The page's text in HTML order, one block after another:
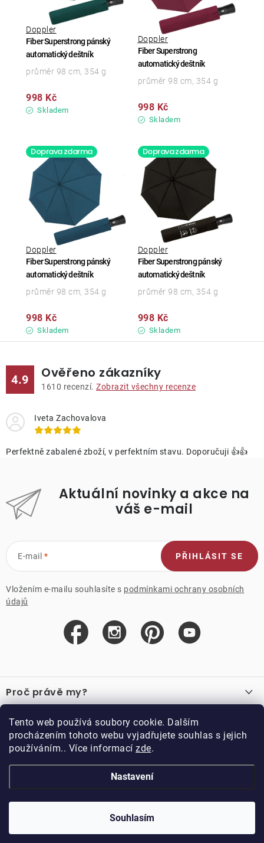
Tento web používá soubory cookie. Dalším
procházením tohoto webu vyjadřujete souhlas s jejich
používáním.. Více informací zde.
Nastavení
Souhlasím
Fiber Superstrong pánský
automatický deštník
Doppler
Skladem
998 Kč
průměr 98 cm, 354 g
Fiber Superstrong
automatický deštník
Doppler
Skladem
998 Kč
průměr 98 cm, 354 g
Doprava zdarma
Fiber Superstrong pánský
automatický deštník
Doppler
Skladem
998 Kč
průměr 98 cm, 354 g
Doprava zdarma
Fiber Superstrong pánský
automatický deštník
Doppler
Skladem
998 Kč
průměr 98 cm, 354 g
4.9 Ověřeno zákazníky
1610 recenzí. Zobrazit všechny recenze
Iveta Zachovalova
Perfektně zabalené zboží, v perfektním stavu. Doporučuji 👍👍
Aktuální novinky a akce na
váš e-mail
E-mail
Vložením e-mailu souhlasíte s podmínkami ochrany osobních
údajů
PŘIHLÁSIT SE
á
p
a
Proč právě my?
Recenze
Důležité odkazy
Velkoobchod
Vzorková prodejna
Kariéra
Blog
O nákupu
Obchodní podmínky
Podmínky věrnostního programu
Kolekce
Doppler CZ spol. s.r.o.,
Trhové Sviny
DOPPLER CZ spol. s r.o.. Všechna práva vyhrazena.